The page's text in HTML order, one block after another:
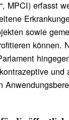
MPCI) erfasst
sowie
können.
und